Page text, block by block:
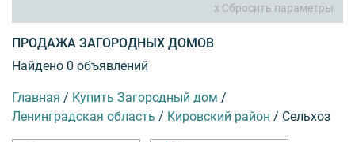
x Сбросить параметры
ПРОДАЖА ЗАГОРОДНЫХ ДОМОВ
Найдено 0 объявлений
Главная / Купить Загородный дом /
Ленинградская область / Кировский район / Сельхоз